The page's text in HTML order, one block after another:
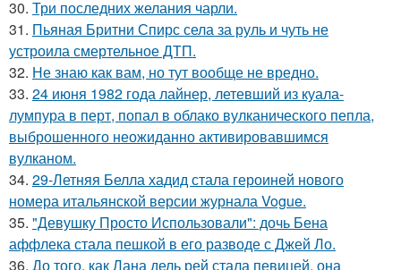
30. Три последних желания чарли.
31. Пьяная Бритни Спирс села за руль и чуть не
устроила смертельное ДТП.
32. Не знаю как вам, но тут вообще не вредно.
33. 24 июня 1982 года лайнер, летевший из куала-
лумпура в перт, попал в облако вулканического пепла,
выброшенного неожиданно активировавшимся
вулканом.
34. 29-Летняя Белла хадид стала героиней нового
номера итальянской версии журнала Vogue.
35. "Девушку Просто Использовали": дочь Бена
аффлека стала пешкой в его разводе с Джей Ло.
36. До того, как Лана дель рей стала певицей, она